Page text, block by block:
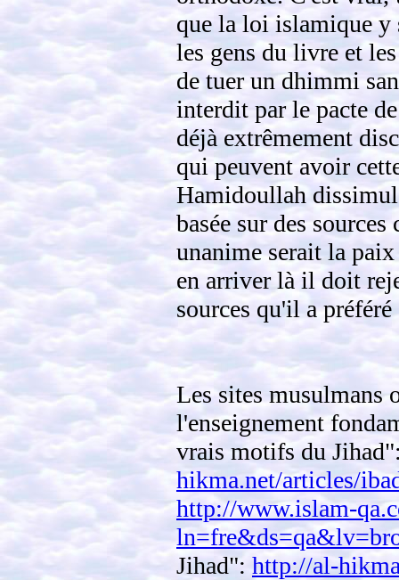
que la loi islamique y
les gens du livre et
de tuer un dhimmi
interdit par le pacte
déjà extrêmement
qui peuvent avoir
Hamidoullah
basée sur des
unanime serait la
en arriver là il doit
sources qu'il a préféré
Les sites
l'enseignement
vrais motifs du
hikma.net/articles/
http://www.islam-
Jihad": http://al-